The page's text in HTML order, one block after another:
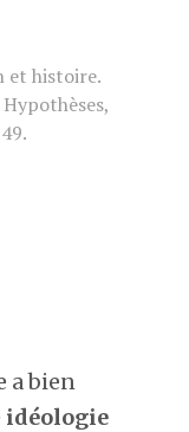
et histoire.
Hypothèses,
a bien
idéologie